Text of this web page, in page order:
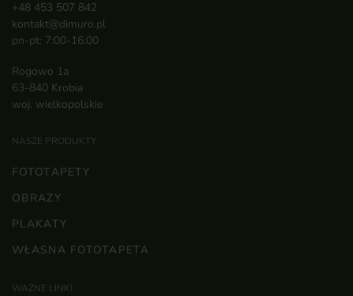
+48 453 507 842
kontakt@dimuro.pl
pn-pt: 7:00-16:00
Rogowo 1a
63-840 Krobia
woj. wielkopolskie
NASZE PRODUKTY
FOTOTAPETY
OBRAZY
PLAKATY
WŁASNA FOTOTAPETA
WAŻNE LINKI